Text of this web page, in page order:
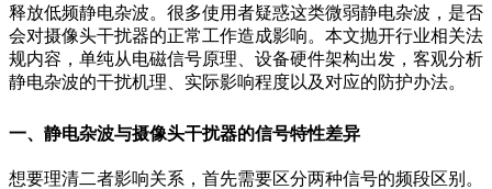
释放低频静电杂波。很多使用者疑惑这类微弱静电杂波，是否
会对摄像头干扰器的正常工作造成影响。本文抛开行业相关法
规内容，单纯从电磁信号原理、设备硬件架构出发，客观分析
静电杂波的干扰机理、实际影响程度以及对应的防护办法。
一、静电杂波与摄像头干扰器的信号特性差异
想要理清二者影响关系，首先需要区分两种信号的频段区别。